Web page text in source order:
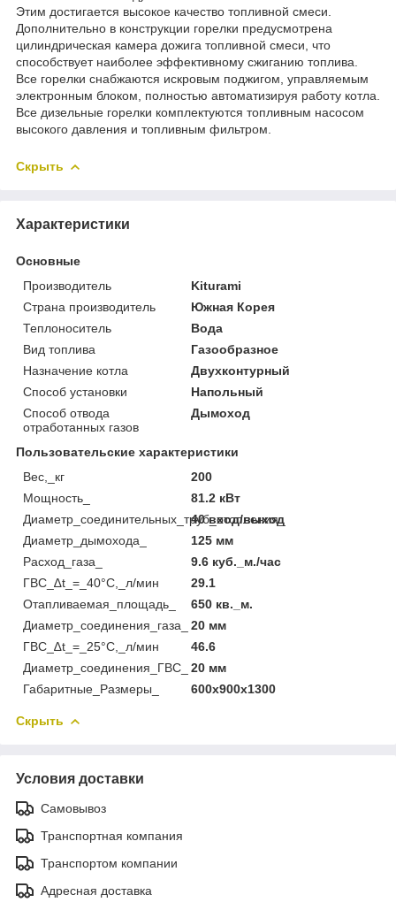
Этим достигается высокое качество топливной смеси.
Дополнительно в конструкции горелки предусмотрена
цилиндрическая камера дожига топливной смеси, что
способствует наиболее эффективному сжиганию топлива.
Все горелки снабжаются искровым поджигом, управляемым
электронным блоком, полностью автоматизируя работу котла.
Все дизельные горелки комплектуются топливным насосом
высокого давления и топливным фильтром.
Скрыть
Характеристики
Основные
Производитель
Kiturami
Страна производитель
Южная Корея
Теплоноситель
Вода
Вид топлива
Газообразное
Назначение котла
Двухконтурный
Способ установки
Напольный
Способ отвода
отработанных газов
Дымоход
Пользовательские характеристики
Вес,_кг
200
Мощность_
81.2 кВт
Диаметр_соединительных_труб_отопления_
40 вход/выход
Диаметр_дымохода_
125 мм
Расход_газа_
9.6 куб._м./час
ГВС_∆t_=_40°С,_л/мин
29.1
Отапливаемая_площадь_
650 кв._м.
Диаметр_соединения_газа_
20 мм
ГВС_∆t_=_25°С,_л/мин
46.6
Диаметр_соединения_ГВС_
20 мм
Габаритные_Размеры_
600х900х1300
Скрыть
Условия доставки
Самовывоз
Транспортная компания
Транспортом компании
Адресная доставка